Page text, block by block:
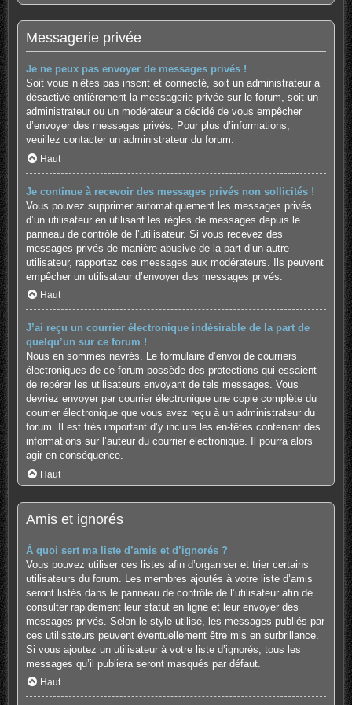
Messagerie privée
Je ne peux pas envoyer de messages privés !
Soit vous n’êtes pas inscrit et connecté, soit un administrateur a
désactivé entièrement la messagerie privée sur le forum, soit un
administrateur ou un modérateur a décidé de vous empêcher
d’envoyer des messages privés. Pour plus d’informations,
veuillez contacter un administrateur du forum.
Haut
Je continue à recevoir des messages privés non sollicités !
Vous pouvez supprimer automatiquement les messages privés
d’un utilisateur en utilisant les règles de messages depuis le
panneau de contrôle de l’utilisateur. Si vous recevez des
messages privés de manière abusive de la part d’un autre
utilisateur, rapportez ces messages aux modérateurs. Ils peuvent
empêcher un utilisateur d’envoyer des messages privés.
Haut
J’ai reçu un courrier électronique indésirable de la part de
quelqu’un sur ce forum !
Nous en sommes navrés. Le formulaire d’envoi de courriers
électroniques de ce forum possède des protections qui essaient
de repérer les utilisateurs envoyant de tels messages. Vous
devriez envoyer par courrier électronique une copie complète du
courrier électronique que vous avez reçu à un administrateur du
forum. Il est très important d’y inclure les en-têtes contenant des
informations sur l’auteur du courrier électronique. Il pourra alors
agir en conséquence.
Haut
Amis et ignorés
À quoi sert ma liste d’amis et d’ignorés ?
Vous pouvez utiliser ces listes afin d’organiser et trier certains
utilisateurs du forum. Les membres ajoutés à votre liste d’amis
seront listés dans le panneau de contrôle de l’utilisateur afin de
consulter rapidement leur statut en ligne et leur envoyer des
messages privés. Selon le style utilisé, les messages publiés par
ces utilisateurs peuvent éventuellement être mis en surbrillance.
Si vous ajoutez un utilisateur à votre liste d’ignorés, tous les
messages qu’il publiera seront masqués par défaut.
Haut